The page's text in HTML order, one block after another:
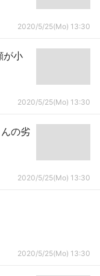
2020/5/25(Mo) 13:30
が小
2020/5/25(Mo) 13:30
の劣
2020/5/25(Mo) 13:30
2020/5/25(Mo) 13:30